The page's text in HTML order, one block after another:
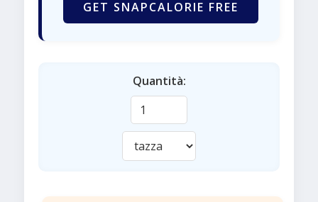
GET SNAPCALORIE FREE
Quantità: